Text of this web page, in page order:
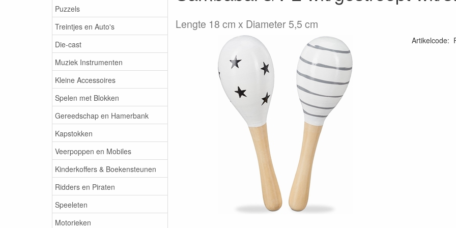
Puzzels
Treintjes en Auto's
Die-cast
Muziek Instrumenten
Kleine Accessoires
Spelen met Blokken
Gereedschap en Hamerbank
Kapstokken
Veerpoppen en Mobiles
Kinderkoffers & Boekensteunen
Ridders en Piraten
Speeleten
Motorieken
Lengte 18 cm x Diameter 5,5 cm
Artikelcode: